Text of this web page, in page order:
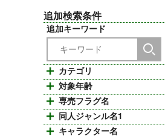
追加検索条件
追加キーワード
カテゴリ
対象年齢
専売フラグ名
同人ジャンル名1
キャラクター名